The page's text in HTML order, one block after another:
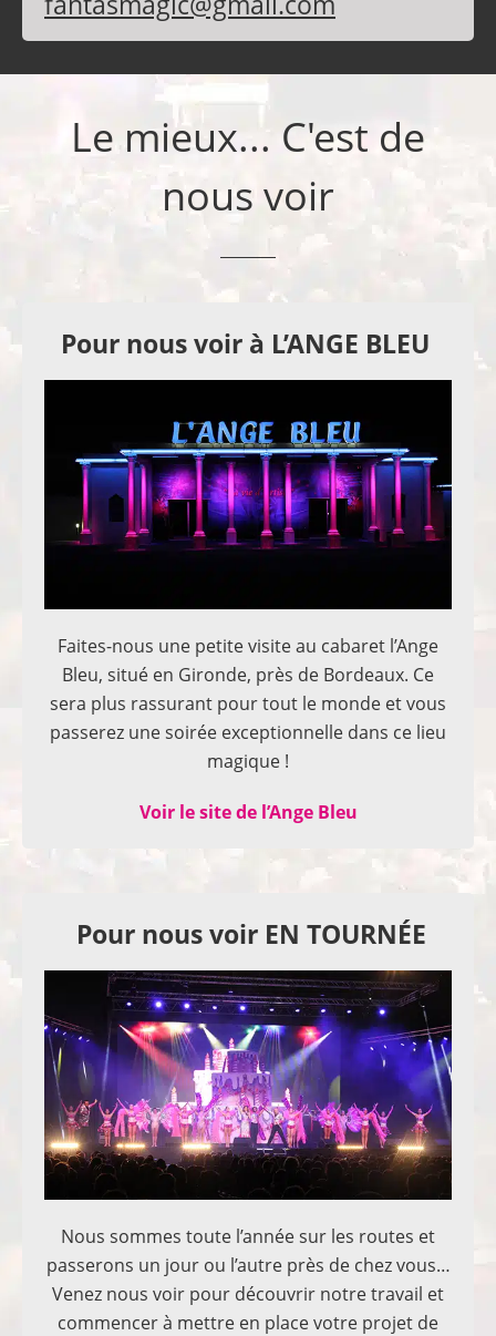
Le mieux... C'est de
nous voir
Pour nous voir à L’ANGE BLEU
Faites-nous une petite visite au cabaret l’Ange
Bleu, situé en Gironde, près de Bordeaux. Ce
sera plus rassurant pour tout le monde et vous
passerez une soirée exceptionnelle dans ce lieu
magique !
Voir le site de l’Ange Bleu
Pour nous voir EN TOURNÉE
Nous sommes toute l’année sur les routes et
passerons un jour ou l’autre près de chez vous…
Venez nous voir pour découvrir notre travail et
commencer à mettre en place votre projet de